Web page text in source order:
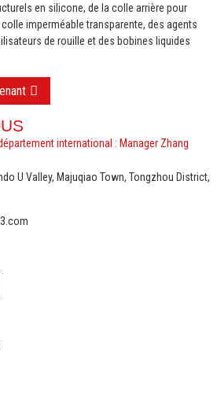
en silicone, de la colle arrière pour
imperméable transparente, des agents
de rouille et des bobines liquides
international : Manager Zhang
U Valley, Majuqiao Town, Tongzhou District,